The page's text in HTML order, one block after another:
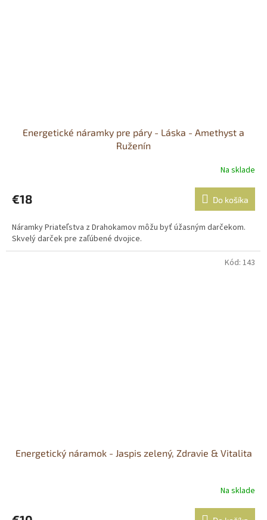
Energetické náramky pre páry - Láska - Amethyst a
Ruženín
Na sklade
€18 Do košíka
Náramky Priateľstva z Drahokamov môžu byť úžasným darčekom.
Skvelý darček pre zaľúbené dvojice.
Energetický náramok - Jaspis zelený, Zdravie & Vitalita
Na sklade
Kód: 143